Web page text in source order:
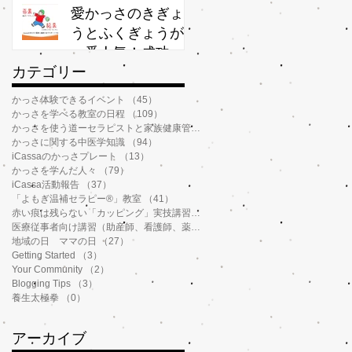
か？
愛かっさのきぎょ
うとふくぎょうが
一番人気！成功率
が高いわけ
​カテゴリー
かっさ体験できるイベント （45）
45件の記事
かっさを学べる教室の日程
（109）
かっさを使う道ーセラピストと家族健康管理
かっさに関する中医学知識
（94）
iCassaのかっさプレート
（13）
かっさを学んだ人々
（79）
79件の記事
iCassa活動報告
（37）
「よもぎ温補セラピー®️」教室
（41）
赤い痕は残らない「カッピング」実技講習（6）
6件の記事
地域の日 ママの日
（27）
27件の記事
Getting Started
（3）
Your Community
（2）
Blogging Tips
（3）
養生太極拳
（0）
アーカイブ